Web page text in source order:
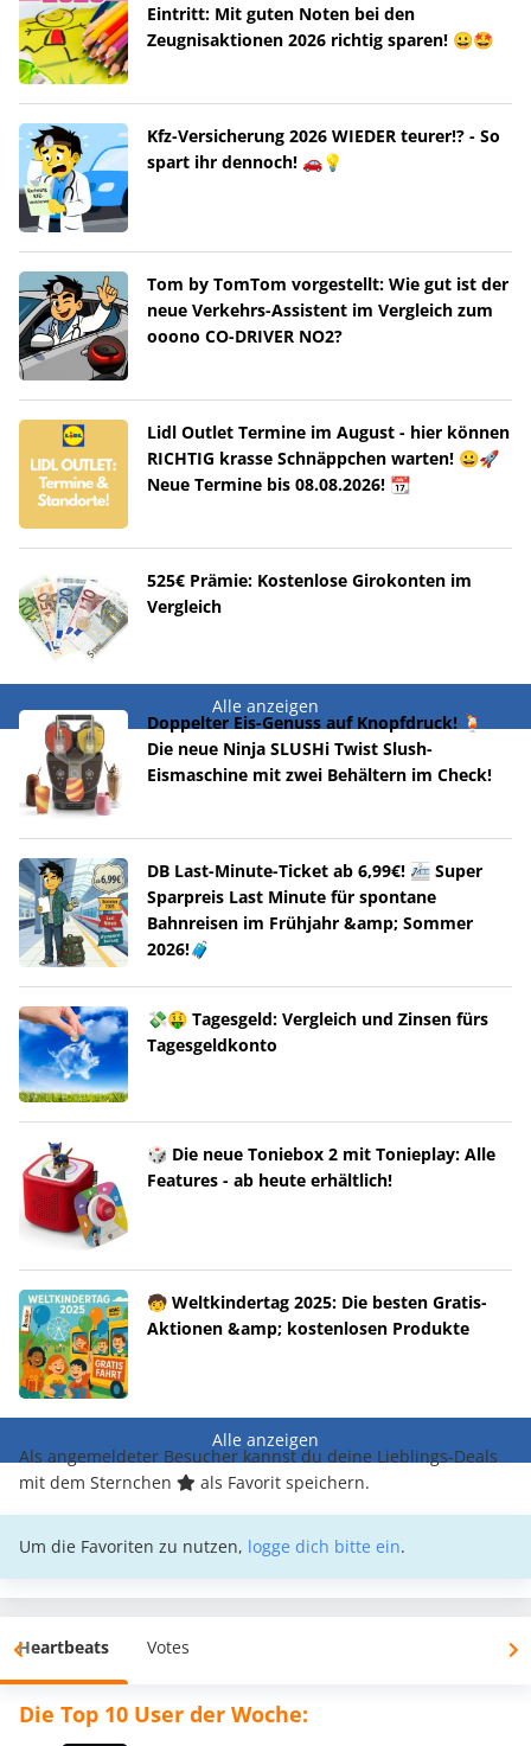
Eintritt: Mit guten Noten bei den
Zeugnisaktionen 2026 richtig sparen! 😀🤩
Kfz-Versicherung 2026 WIEDER teurer!? - So
spart ihr dennoch! 🚗💡
Tom by TomTom vorgestellt: Wie gut ist der
neue Verkehrs-Assistent im Vergleich zum
ooono CO-DRIVER NO2?
Lidl Outlet Termine im August - hier können
RICHTIG krasse Schnäppchen warten! 😀🚀
Neue Termine bis 08.08.2026! 📆
525€ Prämie: Kostenlose Girokonten im
Vergleich
Alle anzeigen
Doppelter Eis-Genuss auf Knopfdruck! 🍹
Die neue Ninja SLUSHi Twist Slush-
Eismaschine mit zwei Behältern im Check!
DB Last-Minute-Ticket ab 6,99€! 🚈 Super
Sparpreis Last Minute für spontane
Bahnreisen im Frühjahr &amp; Sommer
2026!🧳
💸🤑 Tagesgeld: Vergleich und Zinsen fürs
Tagesgeldkonto
🎲 Die neue Toniebox 2 mit Tonieplay: Alle
Features - ab heute erhältlich!
🧒 Weltkindertag 2025: Die besten Gratis-
Aktionen &amp; kostenlosen Produkte
Alle anzeigen
Als angemeldeter Besucher kannst du deine Lieblings-Deals
mit dem Sternchen
als Favorit speichern.
Um die Favoriten zu nutzen, logge dich bitte ein.
Heartbeats Votes
Die Top 10 User der Woche: